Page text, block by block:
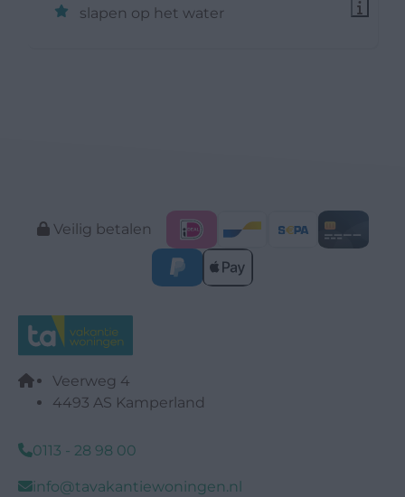
slapen op het water
Veilig betalen
Veerweg 4
4493 AS Kamperland
0113 - 28 98 00
info@tavakantiewoningen.nl